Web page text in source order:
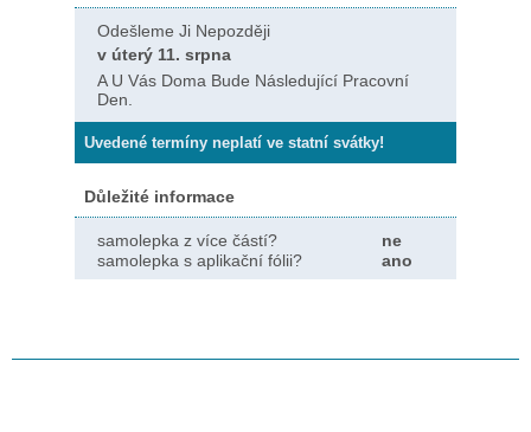
Odešleme Ji Nepozději
v úterý 11. srpna
A U Vás Doma Bude Následující Pracovní
Den.
Uvedené termíny neplatí ve statní svátky!
Důležité informace
samolepka z více částí?
ne
samolepka s aplikační fólii?
ano